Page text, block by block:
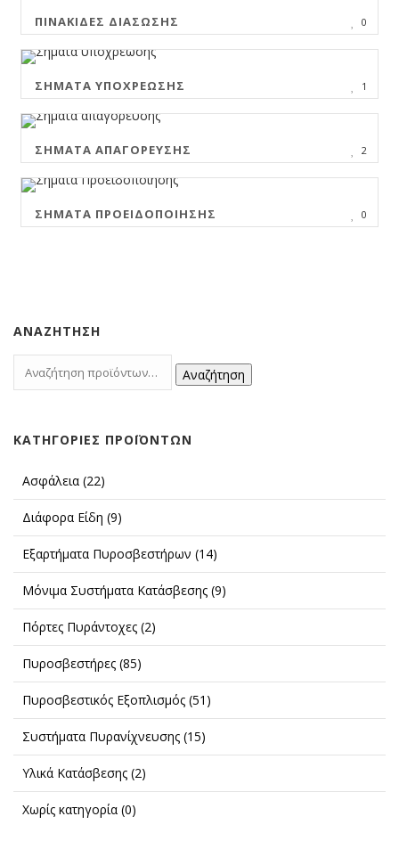
0
ΠΙΝΑΚΊΔΕΣ ΔΙΆΣΩΣΗΣ
1
ΣΉΜΑΤΑ ΥΠΟΧΡΈΩΣΗΣ
2
ΣΉΜΑΤΑ ΑΠΑΓΌΡΕΥΣΗΣ
0
ΣΉΜΑΤΑ ΠΡΟΕΙΔΟΠΟΊΗΣΗΣ
ΑΝΑΖΉΤΗΣΗ
Αναζήτηση
ΚΑΤΗΓΟΡΊΕΣ ΠΡΟΪΌΝΤΩΝ
Ασφάλεια (22)
Διάφορα Είδη (9)
Εξαρτήματα Πυροσβεστήρων (14)
Μόνιμα Συστήματα Κατάσβεσης (9)
Πόρτες Πυράντοχες (2)
Πυροσβεστήρες (85)
Πυροσβεστικός Εξοπλισμός (51)
Συστήματα Πυρανίχνευσης (15)
Υλικά Κατάσβεσης (2)
Χωρίς κατηγορία (0)